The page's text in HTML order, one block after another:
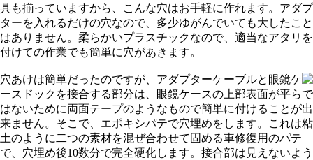
具も揃っていますから、こんな穴はお手軽に作れます。アダプ
ターを入れるだけの穴なので、多少ゆがんでいても大したこと
はありません。柔らかいプラスチックなので、適当なアタリを
付けての作業でも簡単に穴があきます。
穴あけは簡単だったのですが、アダプターケーブルと眼鏡ケ
ースドックを接合する部分は、眼鏡ケースの上部表面が平らで
はないために両面テープのようなもので簡単に付けることが出
来ません。そこで、エポキシパテで穴埋めをします。これは粘
土のように二つの素材を混ぜ合わせて固める車修復用のパテ
で、穴埋め後10数分で完全硬化します。接合部は見えないよう